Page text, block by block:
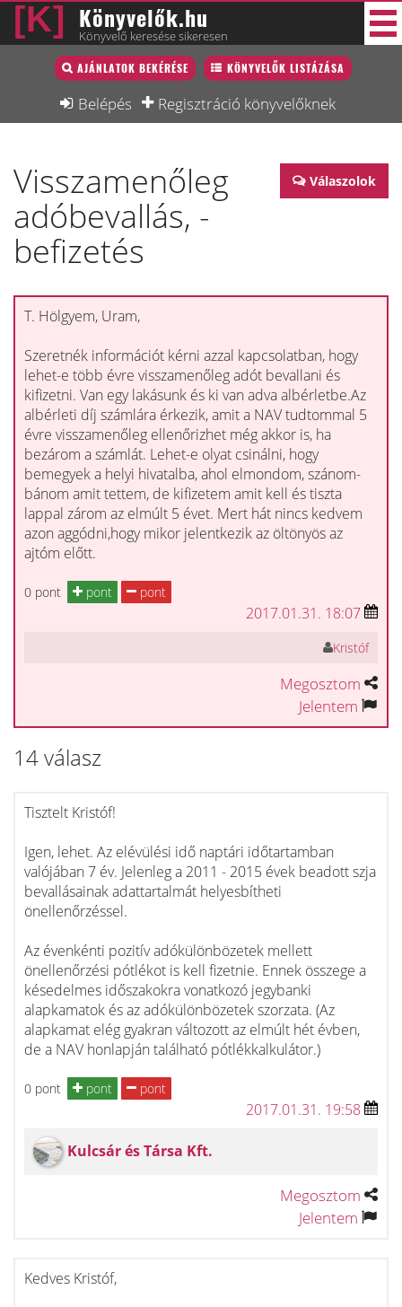
Könyvelők.hu
Könyvelő keresése sikeresen
AJÁNLATOK BEKÉRÉSE KÖNYVELŐK LISTÁZÁSA
Belépés Regisztráció könyvelőknek
Könyvelő lista
Könyvelési munkák
Interjú
Blog
Állás
Válaszolok
Visszamenőleg
adóbevallás, -
befizetés
T. Hölgyem, Uram,
Szeretnék információt kérni azzal kapcsolatban, hogy
lehet-e több évre visszamenőleg adót bevallani és
kifizetni. Van egy lakásunk és ki van adva albérletbe.Az
albérleti díj számlára érkezik, amit a NAV tudtommal 5
évre visszamenőleg ellenőrizhet még akkor is, ha
bezárom a számlát. Lehet-e olyat csinálni, hogy
bemegyek a helyi hivatalba, ahol elmondom, szánom-
bánom amit tettem, de kifizetem amit kell és tiszta
lappal zárom az elmúlt 5 évet. Mert hát nincs kedvem
azon aggódni,hogy mikor jelentkezik az öltönyös az
ajtóm előtt.
0 pont pont pont
2017.01.31. 18:07
Kristóf
Megosztom
Jelentem
14 válasz
Tisztelt Kristóf!
Igen, lehet. Az elévülési idő naptári időtartamban
valójában 7 év. Jelenleg a 2011 - 2015 évek beadott szja
bevallásainak adattartalmát helyesbítheti
önellenőrzéssel.
Az évenkénti pozitív adókülönbözetek mellett
önellenőrzési pótlékot is kell fizetnie. Ennek összege a
késedelmes időszakokra vonatkozó jegybanki
alapkamatok és az adókülönbözetek szorzata. (Az
alapkamat elég gyakran változott az elmúlt hét évben,
de a NAV honlapján található pótlékkalkulátor.)
0 pont pont pont
2017.01.31. 19:58
Kulcsár és Társa Kft.
Megosztom
Jelentem
Kedves Kristóf,